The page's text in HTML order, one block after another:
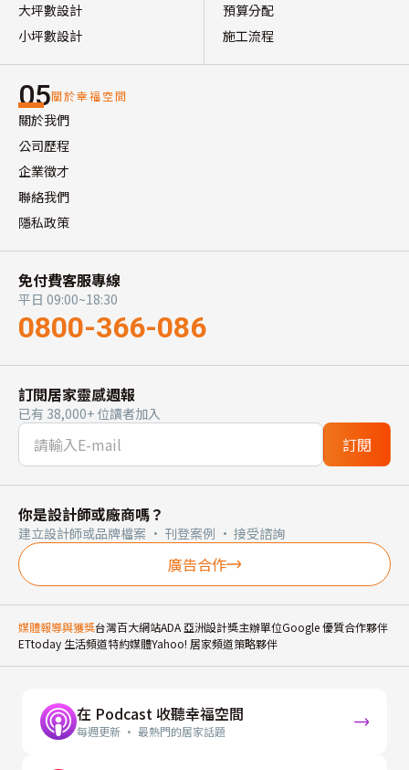
大坪數設計
小坪數設計
預算分配
施工流程
05關於幸福空間
關於我們
公司歷程
企業徵才
聯絡我們
隱私政策
免付費客服專線
平日 09:00~18:30
0800-366-086
訂閱居家靈感週報
已有 38,000+ 位讀者加入
訂閱
你是設計師或廠商嗎？
建立設計師或品牌檔案 · 刊登案例 · 接受諮詢
廣告合作
媒體報導與獲獎台灣百大網站ADA 亞洲設計獎主辦單位Google 優質合作夥伴
ETtoday 生活頻道特約媒體Yahoo! 居家頻道策略夥伴
在 Podcast 收聽幸福空間
每週更新 · 最熱門的居家話題